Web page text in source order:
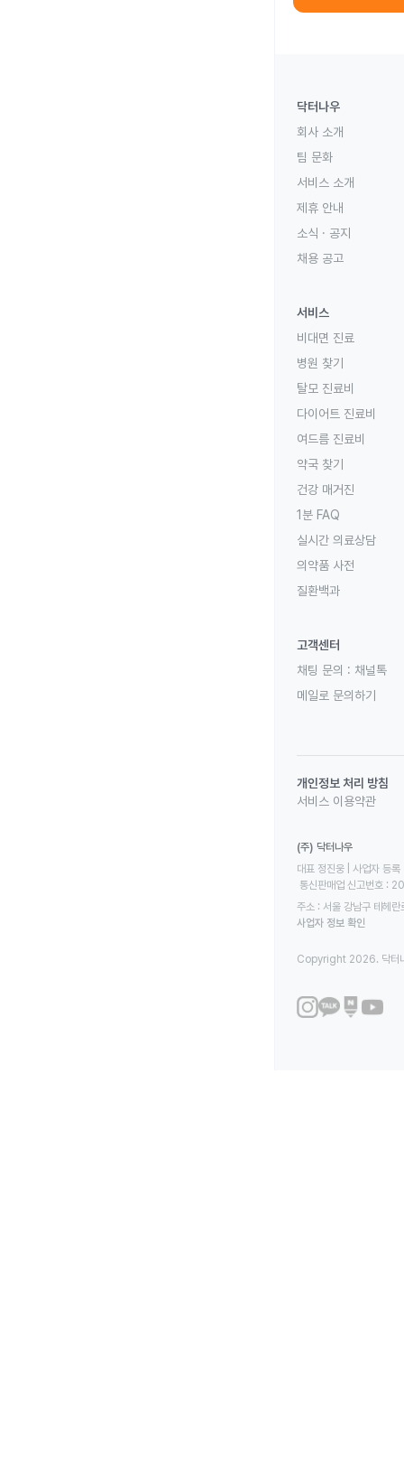
닥터나우
회사 소개
팀 문화
서비스 소개
제휴 안내
소식 · 공지
채용 공고
서비스
비대면 진료
병원 찾기
탈모 진료비
다이어트 진료비
여드름 진료비
약국 찾기
건강 매거진
1분 FAQ
실시간 의료상담
의약품 사전
질환백과
고객센터
채팅 문의 : 채널톡
메일로 문의하기
개인정보 처리 방침
서비스 이용약관
(주) 닥터나우
대표 정진웅 | 사업자
통신판매업 신고번호
주소 : 서울 강남구 테헤
사업자 정보 확인
Copyright 2026. 닥터